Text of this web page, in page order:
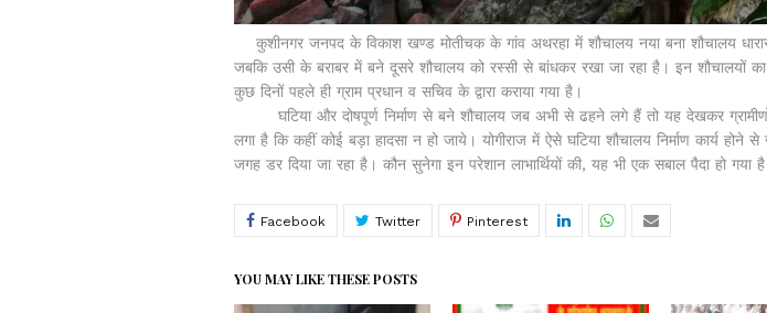
कुशीनगर जनपद के विकाश खण्ड मोतीचक के गांव अथरहा में शौचालय नया बना शौचालय
जबकि उसी के बराबर में बने दूसरे शौचालय को रस्सी से बांधकर रखा जा रहा है। इन शौचालयों का
कुछ दिनों पहले ही ग्राम प्रधान व सचिव के द्वारा कराया गया है।
घटिया और दोषपूर्ण निर्माण से बने शौचालय जब अभी से ढहने लगे हैं तो यह देखकर
लगा है कि कहीं कोई बड़ा हादसा न हो जाये। योगीराज में ऐसे घटिया शौचालय निर्माण कार्य होने
जगह डर दिया जा रहा है। कौन सुनेगा इन परेशान लाभार्थियों की, यह भी एक सबाल पैदा हो गया
YOU MAY LIKE THESE POSTS